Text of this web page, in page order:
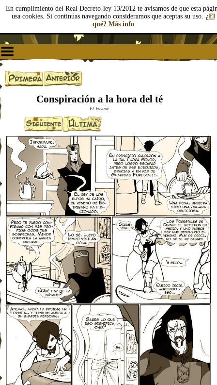
En cumplimiento del Real Decreto-ley 13/2012 te avisamos de que esta
usa cookies. Si continúas navegando consideramos que aceptas su uso. ¿El
qué? Más info
Conspiración a la hora del té
El Vosque